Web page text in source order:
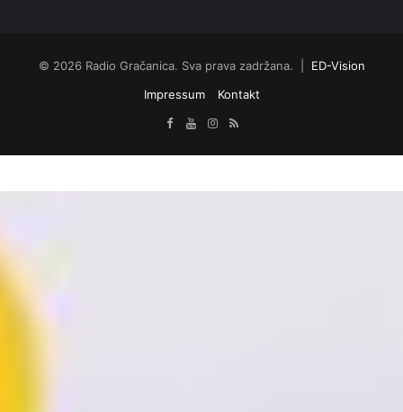
© 2026 Radio Gračanica. Sva prava zadržana. | ED-Vision
Impressum
Kontakt